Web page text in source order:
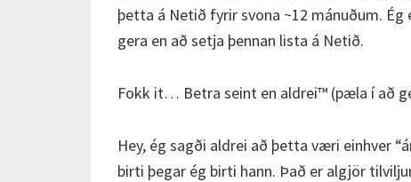
þetta á Netið fyrir svona ~12 mánuðum.
gera en að setja þennan lista á Netið.
Fokk it… Betra seint en aldrei™ (pæla í að
Hey, ég sagði aldrei að þetta væri einhver
birti þegar ég birti hann. Það er algjör